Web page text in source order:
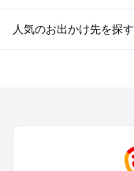
人気のお出かけ先を探す
関西のプールおでかけ